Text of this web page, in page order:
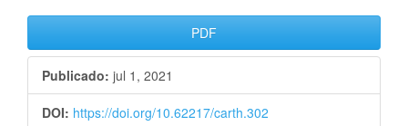
PDF
Publicado: jul 1, 2021
DOI: https://doi.org/10.62217/carth.302